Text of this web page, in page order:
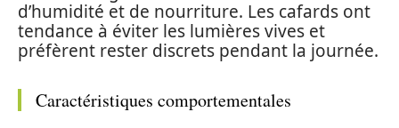
d’humidité et de nourriture. Les cafards ont
tendance à éviter les lumières vives et
préfèrent rester discrets pendant la journée.
Caractéristiques comportementales